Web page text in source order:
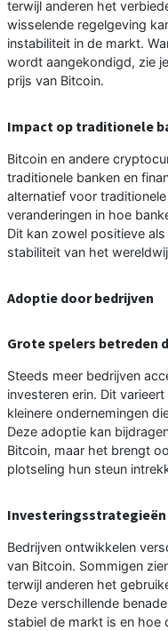
terwijl anderen het
wisselende regelgeving
instabiliteit in de markt.
wordt aangekondigd, zie
prijs van Bitcoin.
Impact op traditionele
Bitcoin en andere
traditionele banken en
alternatief voor
veranderingen in hoe
Dit kan zowel positieve
stabiliteit van het
Adoptie door bedrijven
Grote spelers betreden
Steeds meer bedrijven
investeren erin. Dit
kleinere ondernemingen
Deze adoptie kan
Bitcoin, maar het brengt
plotseling hun steun
Investeringsstrategieën
Bedrijven ontwikkelen
van Bitcoin. Sommigen
terwijl anderen het
Deze verschillende
stabiel de markt is en hoe